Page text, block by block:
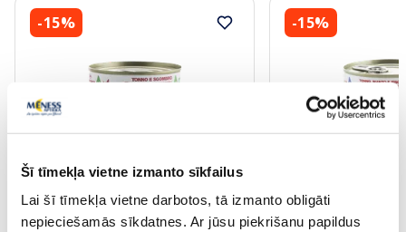
Šī tīmekļa vietne izmanto sīkfailus
Lai šī tīmekļa vietne darbotos, tā izmanto obligāti
nepieciešamās sīkdatnes. Ar jūsu piekrišanu papildus
-15%
NATURAL CODE XL 10 Tuncis Un
Skumbrija mitrā barība, 170 g
-15%
Liellops Un Brūnie
170 g